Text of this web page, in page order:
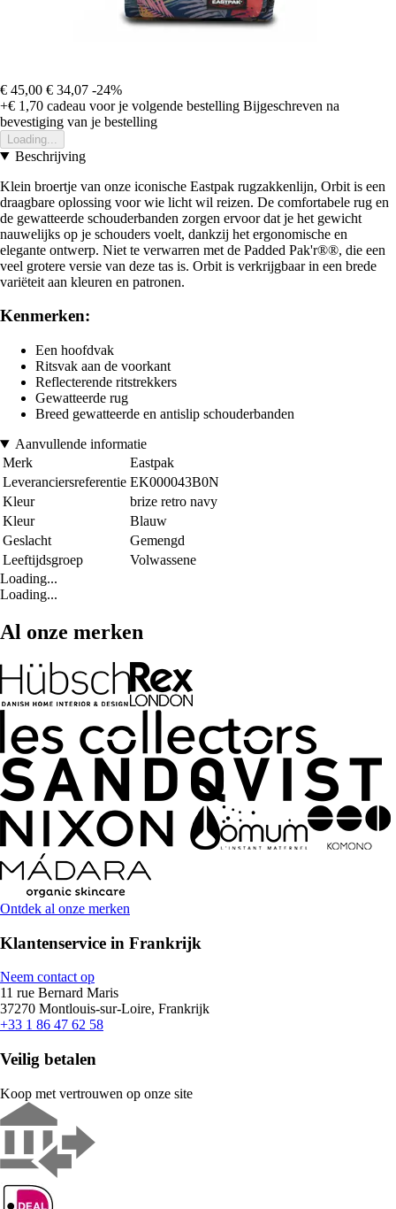
€ 45,00 € 34,07 -24%
+€ 1,70 cadeau voor je volgende bestelling Bijgeschreven na
bevestiging van je bestelling
Loading...
Beschrijving
Klein broertje van onze iconische Eastpak rugzakkenlijn, Orbit is een
draagbare oplossing voor wie licht wil reizen. De comfortabele rug en
de gewatteerde schouderbanden zorgen ervoor dat je het gewicht
nauwelijks op je schouders voelt, dankzij het ergonomische en
elegante ontwerp. Niet te verwarren met de Padded Pak'r®®, die een
veel grotere versie van deze tas is. Orbit is verkrijgbaar in een brede
variëteit aan kleuren en patronen.
Kenmerken:
Een hoofdvak
Ritsvak aan de voorkant
Reflecterende ritstrekkers
Gewatteerde rug
Breed gewatteerde en antislip schouderbanden
Aanvullende informatie
Merk
Eastpak
Leveranciersreferentie EK000043B0N
Kleur
brize retro navy
Kleur
Blauw
Geslacht
Gemengd
Leeftijdsgroep
Volwassene
Loading...
Loading...
Al onze merken
Ontdek al onze merken
Klantenservice in Frankrijk
Neem contact op
11 rue Bernard Maris
37270 Montlouis-sur-Loire, Frankrijk
+33 1 86 47 62 58
Veilig betalen
Koop met vertrouwen op onze site